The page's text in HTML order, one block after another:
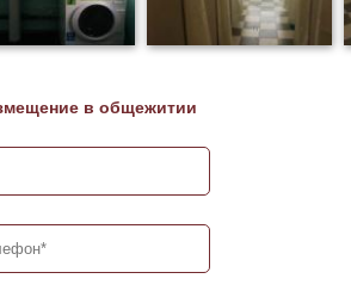
в общежитии